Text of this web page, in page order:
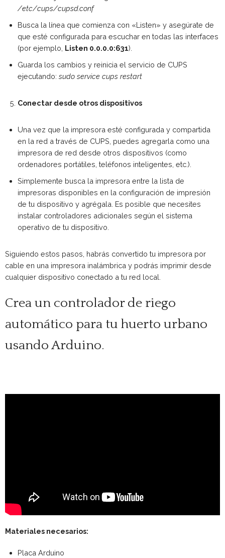
/etc/cups/cupsd.conf
Busca la línea que comienza con «Listen» y asegúrate de
que esté configurada para escuchar en todas las interfaces
(por ejemplo, Listen 0.0.0.0:631).
Guarda los cambios y reinicia el servicio de CUPS
ejecutando: sudo service cups restart
Conectar desde otros dispositivos
Una vez que la impresora esté configurada y compartida
en la red a través de CUPS, puedes agregarla como una
impresora de red desde otros dispositivos (como
ordenadores portátiles, teléfonos inteligentes, etc.).
Simplemente busca la impresora entre la lista de
impresoras disponibles en la configuración de impresión
de tu dispositivo y agrégala. Es posible que necesites
instalar controladores adicionales según el sistema
operativo de tu dispositivo.
Siguiendo estos pasos, habrás convertido tu impresora por
cable en una impresora inalámbrica y podrás imprimir desde
cualquier dispositivo conectado a tu red local.
Crea un controlador de riego
automático para tu huerto urbano
usando Arduino.
Materiales necesarios:
Placa Arduino